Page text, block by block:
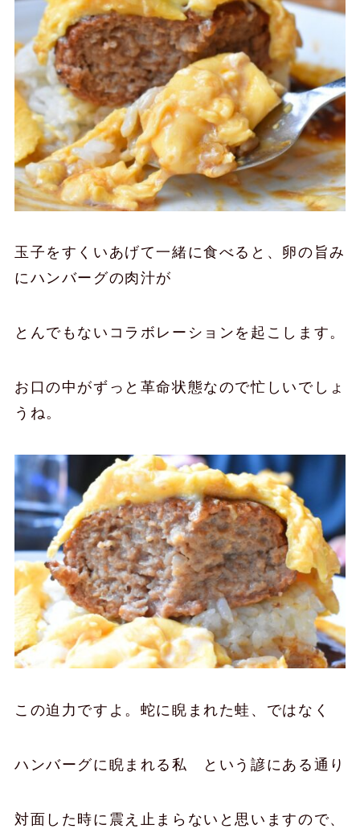
玉子をすくいあげて一緒に食べると、卵の旨み
にハンバーグの肉汁が
とんでもないコラボレーションを起こします。
お口の中がずっと革命状態なので忙しいでしょ
うね。
この迫力ですよ。蛇に睨まれた蛙、ではなく
ハンバーグに睨まれる私 という諺にある通り
対面した時に震え止まらないと思いますので、